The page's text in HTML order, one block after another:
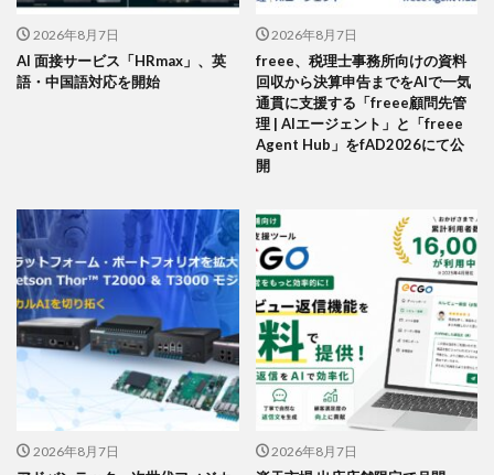
2026年8月7日
AI 面接サービス「HRmax」、英
語・中国語対応を開始
2026年8月7日
freee、税理士事務所向けの資料
回収から決算申告までをAIで一気
通貫に支援する「freee顧問先管
理 | AIエージェント」と「freee
Agent Hub」をfAD2026にて公
開
2026年8月7日 2026年8月7日